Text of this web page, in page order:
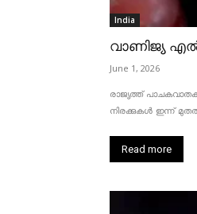
India
വാണിജ്യ
June 1, 2026
രാജ്യത്ത്
നിരക്കുകൾ ഇന്ന്
Read more